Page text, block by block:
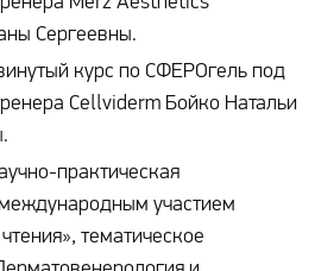
Сергеевны.
курс по СФЕРОгель под
Cellviderm Бойко Натальи
практическая
участием
тематическое